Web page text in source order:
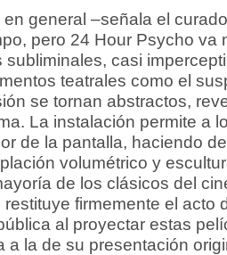
en general –señala el
pero 24 Hour Psycho va
subliminales, casi
teatrales como el
se tornan abstractos,
La instalación permite a
de la pantalla, haciendo
volumétrico y
de los clásicos del
restituye firmemente el acto
al proyectar estas
a la de su presentación